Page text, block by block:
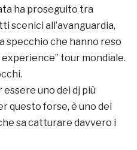
ha proseguito tra
scenici all’avanguardia,
specchio che hanno reso
tour mondiale.
uno dei dj più
questo forse, è uno dei
sa catturare davvero i